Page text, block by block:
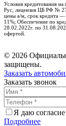
Условия кредитования
Рус, лицензия ЦБ РФ №
цены а/м, срок кредита
11%; Обеспечение по
28.02.2022г. по
офертой.
© 2026
защищены.
Заказать
Заказать звонок
Я даю
Подробнее